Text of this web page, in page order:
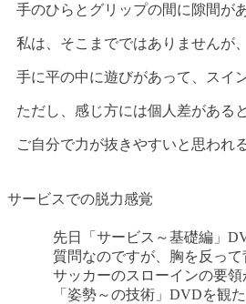
手のひらとグリップの間に隙間が
私は、そこまでではありませんが
手に平の中に遊びがあって、スイ
ただし、感じ方には個人差がある
ご自分で力が抜きやすいと思われ
サービスでの脱力感覚
先日「サービス～基礎編」
質問なのですが、胸を反っ
サッカーのスローインの要
「姿勢～の技術」DVDを観